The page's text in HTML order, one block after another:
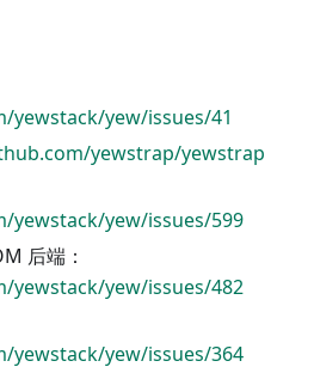
yew/issues/41
yewstrap/yewstrap
yewstack/yew/issues/599
后端：
yewstack/yew/issues/482
yewstack/yew/issues/364